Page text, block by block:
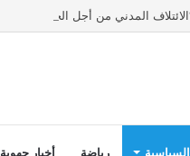
السياسية رياضة أخبار جهوية